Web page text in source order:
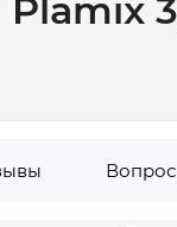
Вопрос